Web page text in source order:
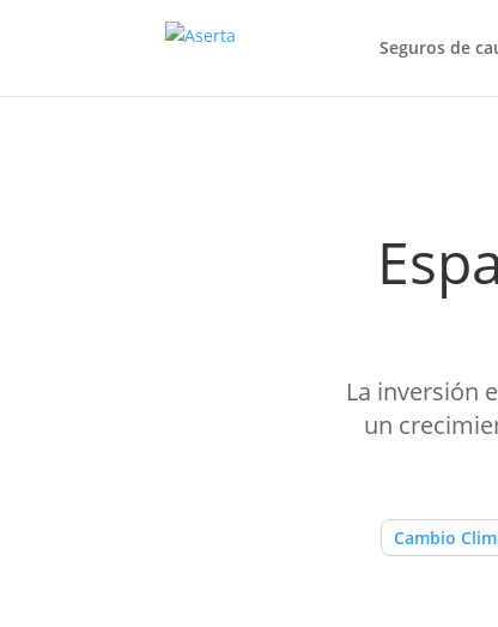
Seguros de
La inversión
un
Cambio